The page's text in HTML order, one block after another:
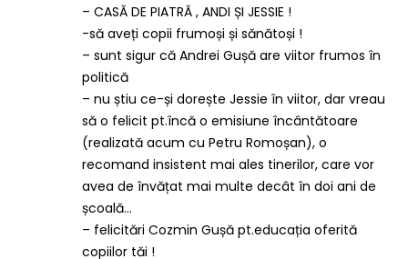
– CASĂ DE PIATRĂ , ANDI ȘI JESSIE !
-să aveți copii frumoși și sănătoși !
– sunt sigur că Andrei Gușă are viitor frumos în
politică
– nu știu ce-și dorește Jessie în viitor, dar vreau
să o felicit pt.încă o emisiune încântătoare
(realizată acum cu Petru Romoșan), o
recomand insistent mai ales tinerilor, care vor
avea de învățat mai multe decât în doi ani de
școală…
– felicitări Cozmin Gușă pt.educația oferită
copiilor tăi !